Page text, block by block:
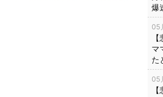
爆
05
マ
た
05